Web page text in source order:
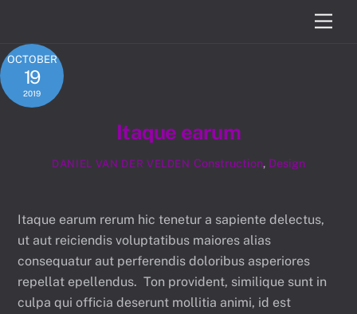
content
OCTOBER
19
2019
Itaque earum
DANIEL VAN DER VELDEN Construction, Design
Itaque earum rerum hic tenetur a sapiente delectus,
ut aut reiciendis voluptatibus maiores alias
consequatur aut perferendis doloribus asperiores
repellat epellendus. Ton provident, similique sunt in
culpa qui officia deserunt mollitia animi, id est